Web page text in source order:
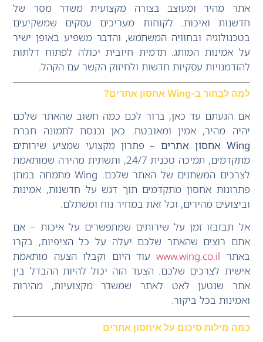
אתר מהיר ומעוצב בצורה מקצועית משדר מסר של
חדשנות ואיכות. לקוחות מעריכים עסקים שמשקיעים
בטכנולוגיה ובחוויה המשתמש, והדבר משפיע באופן ישיר
על אמינות המותג. תדמית חיובית יכולה לפתוח דלתות
להזדמנויות עסקיות חדשות ולחיזוק הקשר עם הקהל.
למה לבחור ב-Wing אחסון אתרים?
אם הגעתם עד כאן, ברור לכם כמה חשוב שהאתר שלכם
יהיה מהיר, אמין ומאובטח. כאן נכנסת לתמונה חברת
Wing אחסון אתרים
– פתרון מקצועי שמציע שירותים
מתקדמים, תמיכה טכנית 24/7, ותשתית מהירה שמותאמת
לצרכים המשתנים של האתר שלכם. Wing מתמחה במתן
פתרונות אחסון מתקדמים תוך דגש על חדשנות, אמינות
וביצועים מהירים, וכל זאת במחיר נוח ומשתלם.
אל תבזבזו זמן על שירותים שמתפשרים על איכות – אם
אתם רוצים שהאתר שלכם יעלה על כל הציפיות, בקרו
באתר www.wing.co.ilעוד היום וקבלו הצעה מותאמת
אישית לצרכים שלכם. הצעד הזה יכול להיות ההבדל בין
אתר שנטען לאט לאתר שמשדר מקצועיות, מהירות
ואמינות בכל ביקור.
כמה מילות סיכום על איחסון אתרים